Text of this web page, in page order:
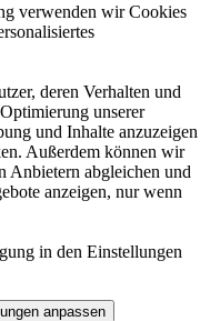
verwenden wir Cookies
deren Verhalten und
unserer
und Inhalte anzuzeigen
Außerdem können wir
Anbietern abgleichen und
anzeigen, nur wenn
in den Einstellungen
anpassen